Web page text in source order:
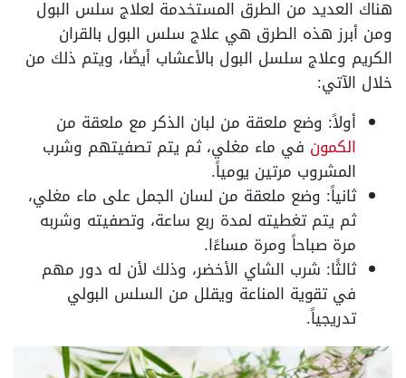
هناك العديد من الطرق المستخدمة لعلاج سلس البول
ومن أبرز هذه الطرق هي علاج سلس البول بالقران
الكريم وعلاج سلسل البول بالأعشاب أيضًا، ويتم ذلك من
خلال الآتي:
أولاً: وضع ملعقة من لبان الذكر مع ملعقة من
الكمون في ماء مغلي، ثم يتم تصفيتهم وشرب
المشروب مرتين يومياً.
ثانياً: وضع ملعقة من لسان الجمل على ماء مغلي،
ثم يتم تغطيته لمدة ربع ساعة، وتصفيته وشربه
مرة صباحاً ومرة مساءًا.
ثالثًا: شرب الشاي الأخضر، وذلك لأن له دور مهم
في تقوية المناعة ويقلل من السلس البولي
تدريجياً.